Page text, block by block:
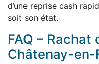
d’une reprise cash
soit son état.
FAQ – Rachat
Châtenay-en-